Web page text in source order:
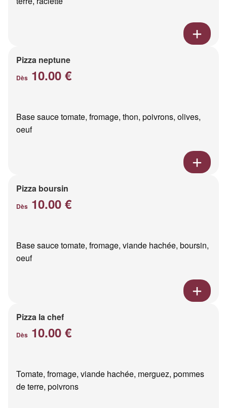
Pizza neptune
Dès 10.00 €
Base sauce tomate, fromage, thon, poivrons, olives,
oeuf
Pizza boursin
Dès 10.00 €
Base sauce tomate, fromage, viande hachée, boursin,
oeuf
Pizza la chef
Dès 10.00 €
Tomate, fromage, viande hachée, merguez, pommes
de terre, poivrons